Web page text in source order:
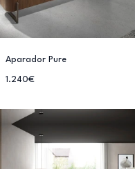
Aparador Pure
1.240€